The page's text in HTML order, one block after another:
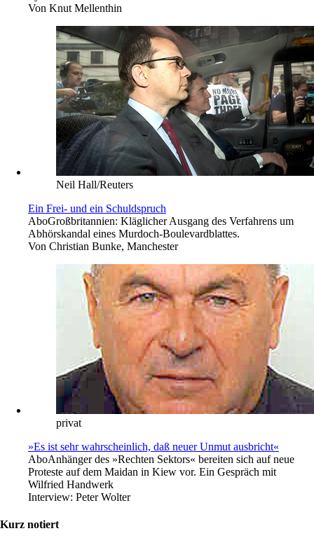
Von Knut Mellenthin
Neil Hall/Reuters
Ein Frei- und ein Schuldspruch
AboGroßbritannien: Kläglicher Ausgang des Verfahrens um
Abhörskandal eines Murdoch-Boulevardblattes.
Von Christian Bunke, Manchester
privat
»Es ist sehr wahrscheinlich, daß neuer Unmut ausbricht«
AboAnhänger des »Rechten Sektors« bereiten sich auf neue
Proteste auf dem Maidan in Kiew vor. Ein Gespräch mit
Wilfried Handwerk
Interview: Peter Wolter
Kurz notiert